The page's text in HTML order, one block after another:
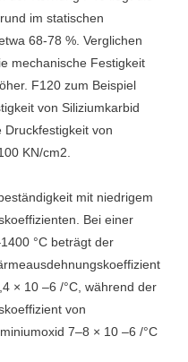
im statischen
68-78 %.Verglichen
mechanische Festigkeit
F120 zum Beispiel
von Siliziumkarbid
Druckfestigkeit von
KN/cm2.
mit niedrigem
Bei einer
°C beträgt der
× 10 –6 /°C, während der
von
7–8 × 10 –6 /°C